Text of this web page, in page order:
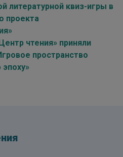
литературной квиз-игры в
проекта
чтения» приняли
пространство